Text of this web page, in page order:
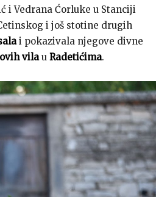
i Vedrana Ćorluke u Stanciji
i još stotine drugih
i pokazivala njegove divne
vilau Radetićima.